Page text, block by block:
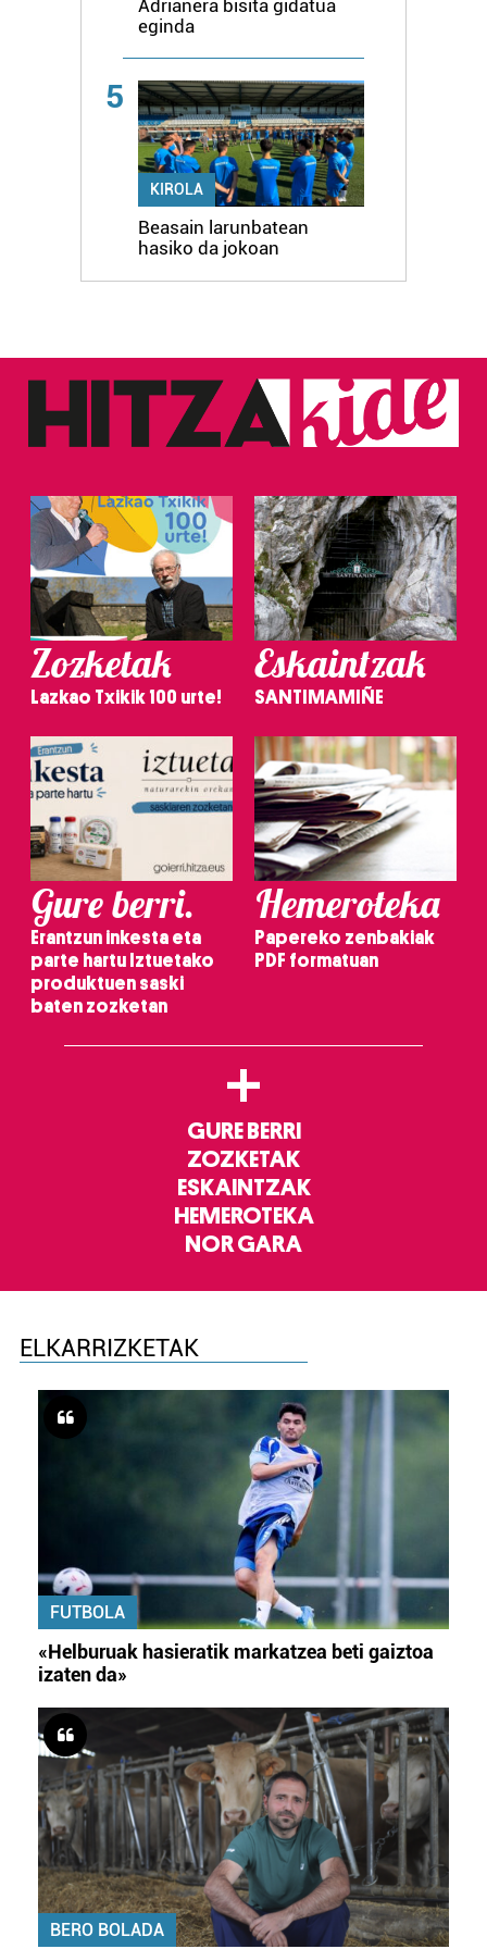
Adrianera bisita gidatua
eginda
5
KIROLA
Beasain larunbatean
hasiko da jokoan
Zozketak
Lazkao Txikik 100 urte!
Eskaintzak
SANTIMAMIÑE
Gure berri.
Erantzun inkesta eta
parte hartu Iztuetako
produktuen saski
baten zozketan
Hemeroteka
Papereko zenbakiak
PDF formatuan
+
GURE BERRI
ZOZKETAK
ESKAINTZAK
HEMEROTEKA
NOR GARA
ELKARRIZKETAK
FUTBOLA
«Helburuak hasieratik markatzea beti gaiztoa
izaten da»
BERO BOLADA